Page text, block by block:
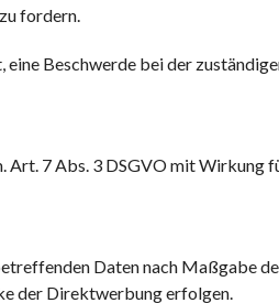
fordern.
eine Beschwerde bei der
Art. 7 Abs. 3 DSGVO mit Wirkung
Daten nach Maßgabe
der Direktwerbung erfolgen.